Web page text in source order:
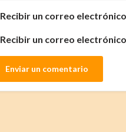
Recibir un correo
Recibir un correo